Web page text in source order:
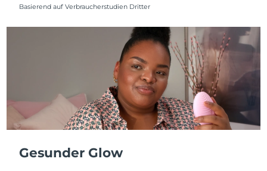
Basierend auf Verbraucherstudien Dritter
Gesunder Glow